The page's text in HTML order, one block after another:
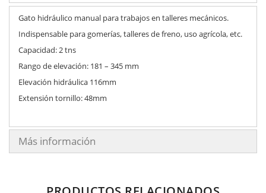
Gato hidráulico manual para trabajos en talleres mecánicos.
Indispensable para gomerías, talleres de freno, uso agrícola, etc.
Capacidad: 2 tns
Rango de elevación: 181 – 345 mm
Elevación hidráulica 116mm
Extensión tornillo: 48mm
Más información